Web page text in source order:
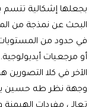
بجعلها إشكالية تتسم
البحث عن نمذجة من
في حدود من المستويات
أو مرجعيات أيديولوجية.
الآخر في كلا التصورين
وجهة نظر طه حسين